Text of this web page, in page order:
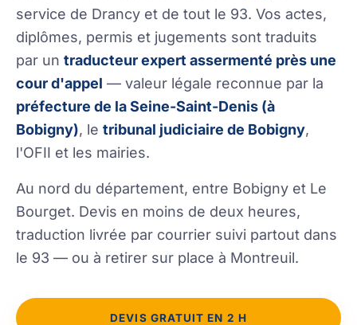
service de Drancy et de tout le 93. Vos actes,
diplômes, permis et jugements sont traduits
par un traducteur expert assermenté près une
cour d'appel — valeur légale reconnue par la
préfecture de la Seine-Saint-Denis (à
Bobigny), le tribunal judiciaire de Bobigny,
l'OFII et les mairies.
Au nord du département, entre Bobigny et Le
Bourget. Devis en moins de deux heures,
traduction livrée par courrier suivi partout dans
le 93 — ou à retirer sur place à Montreuil.
DEVIS GRATUIT EN 2 H